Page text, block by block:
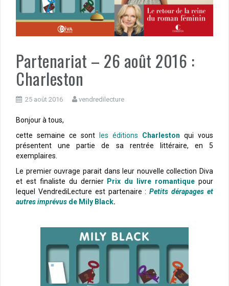
Partenariat – 26 août 2016 :
Charleston
25 août 2016 vendredilecture
Bonjour à tous,
cette semaine ce sont
les éditions Charleston qui vous
présentent une partie de sa rentrée littéraire, en 5
exemplaires.
Le premier ouvrage parait dans leur nouvelle collection Diva
et est finaliste du dernier Prix du livre romantique pour
lequel VendrediLecture est partenaire :Petits dérapages et
autres imprévus de Mily Black.